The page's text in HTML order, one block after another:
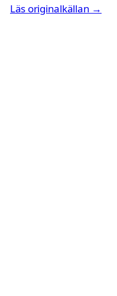
Läs originalkällan →